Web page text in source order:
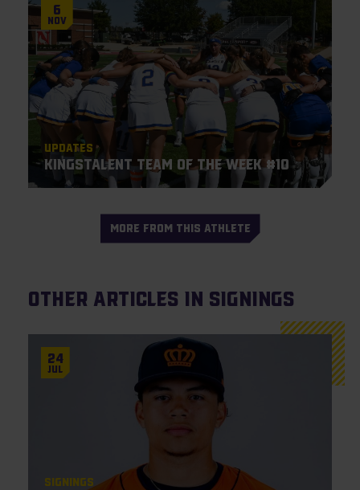
6
Nov
Updates
KingsTalent Team of the Week #10
MORE FROM THIS ATHLETE
Other articles in Signings
24
Jul
Signings